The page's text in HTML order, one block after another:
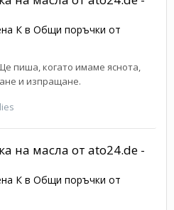
К в Общи поръчки от
пиша, когато имаме яснота,
и изпращане.
на масла от ato24.de -
К в Общи поръчки от